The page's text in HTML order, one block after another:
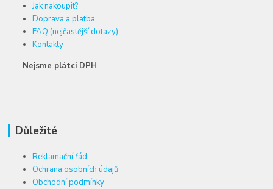
Jak nakoupit?
Doprava a platba
FAQ (nejčastější dotazy)
Kontakty
Nejsme plátci DPH
Důležité
Reklamační řád
Ochrana osobních údajů
Obchodní podmínky